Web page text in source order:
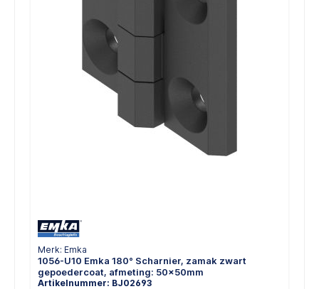
Merk: Emka
1056-U10 Emka 180° Scharnier, zamak zwart
gepoedercoat, afmeting: 50x50mm
Artikelnummer: BJ02693